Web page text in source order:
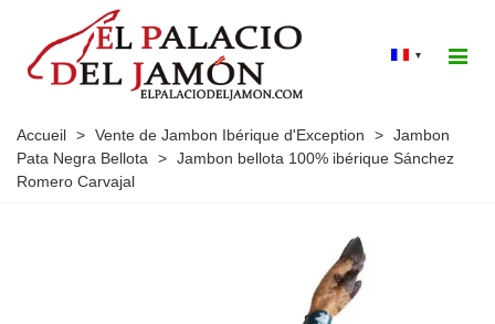
▾
Accueil > Vente de Jambon Ibérique d'Exception > Jambon
Pata Negra Bellota
> Jambon bellota 100% ibérique Sánchez
Romero Carvajal